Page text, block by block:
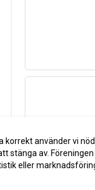
korrekt använder vi
stänga av.
eller